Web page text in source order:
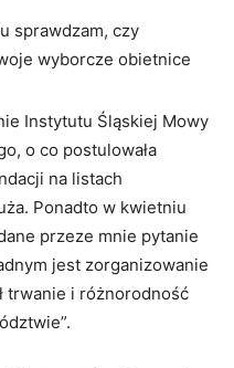
sprawdzam, czy
wyborcze obietnice
Instytutu Śląskiej Mowy
o co postulowała
na listach
Ponadto w kwietniu
przeze mnie pytanie
jest zorganizowanie
trwanie i różnorodność